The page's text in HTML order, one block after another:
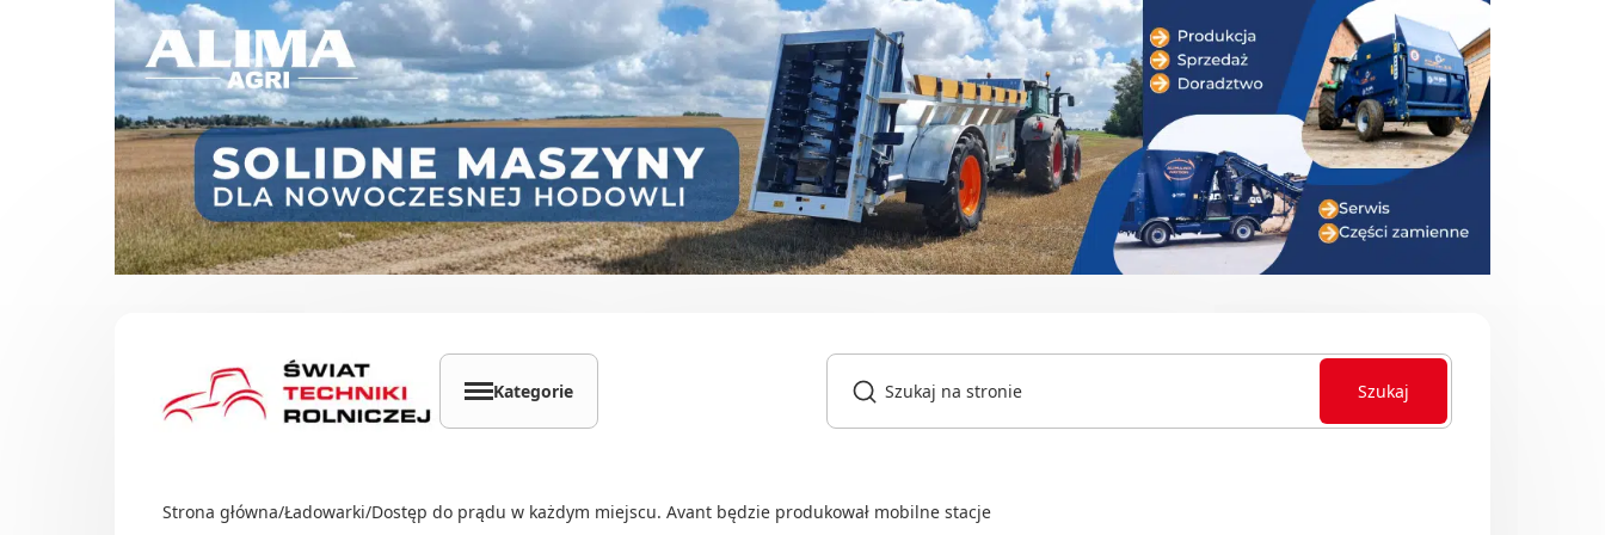
Przejdź do treści
Kategorie
Ładowarki
Szukaj
Strona główna/Ładowarki/Dostęp do prądu w każdym miejscu. Avant będzie produkował mobilne stacje